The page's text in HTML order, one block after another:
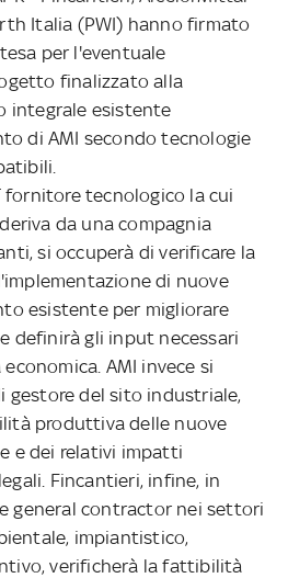
Italia (PWI) hanno firmato
per l'eventuale
finalizzato alla
integrale esistente
di AMI secondo tecnologie
tecnologico la cui
da una compagnia
si occuperà di verificare la
di nuove
esistente per migliorare
definirà gli input necessari
AMI invece si
gestore del sito industriale,
produttiva delle nuove
e dei relativi impatti
Fincantieri, infine, in
general contractor nei settori
impiantistico,
verificherà la fattibilità